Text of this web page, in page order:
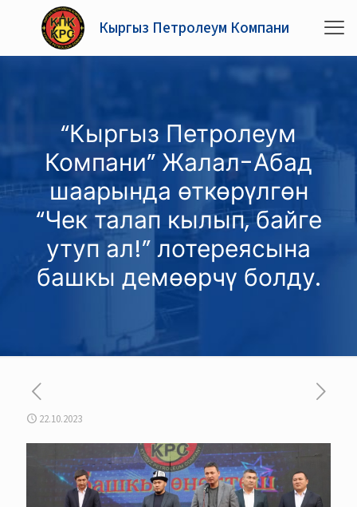
Кыргыз Петролеум Компани
“Кыргыз Петролеум
Компани” Жалал-Абад
шаарында өткөрүлгөн
“Чек талап кылып, байге
утуп ал!” лотереясына
башкы демөөрчү болду.
22.10.2023